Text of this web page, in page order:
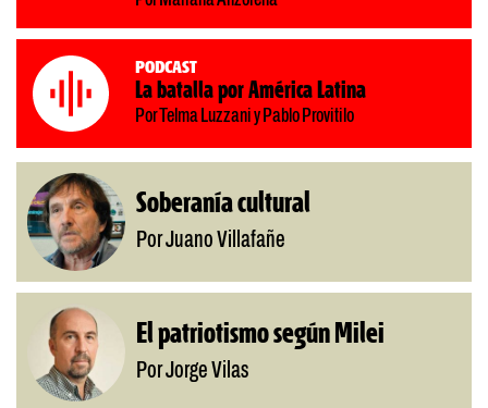
Podcast
La batalla por América Latina
Por Telma Luzzani y Pablo Provitilo
Soberanía cultural
Por Juano Villafañe
El patriotismo según Milei
Por Jorge Vilas